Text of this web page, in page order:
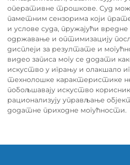
оперативне трошкове. Суд
паметним сензорима који
и услове суда, пружајући
одржавање и оптимизацију
дисплеји за резултате и
видео записа могу се додати
искуство у игрању и олакшало
технолошке карактеристике
побољшавају искуство
рационализују управљање
додатне приходне могућности.